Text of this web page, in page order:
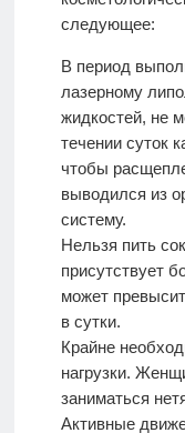
следующее:
В период
лазерному
жидкостей, не
течении суток
чтобы
выводился из
систему.
Нельзя пить
присутствует
может
в сутки.
Крайне
нагрузки.
заниматься
Активные